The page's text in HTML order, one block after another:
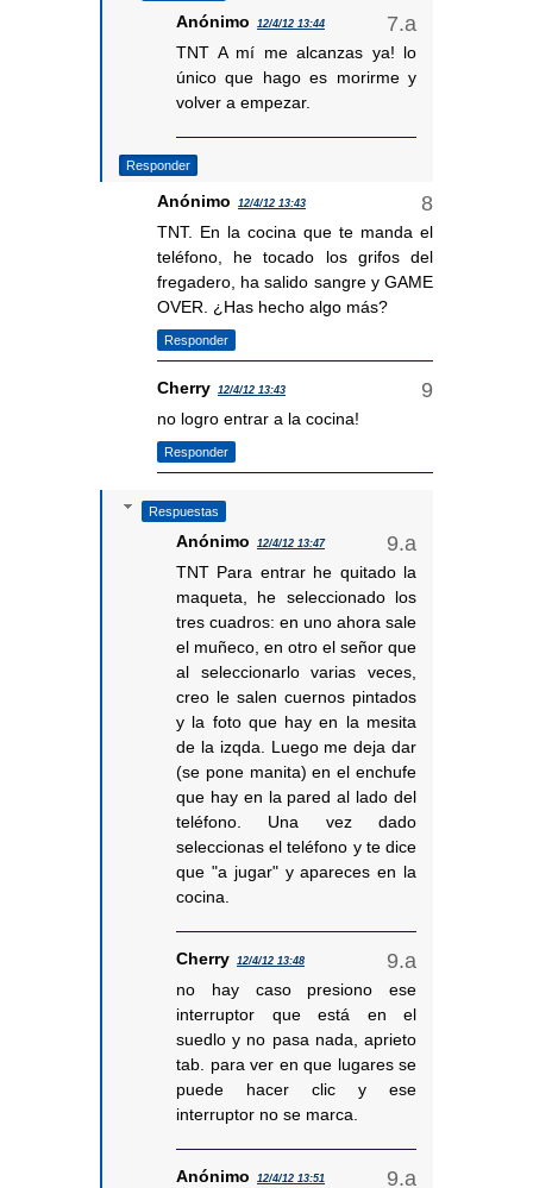
Anónimo 12/4/12 13:44
TNT A mí me alcanzas ya! lo
único que hago es morirme y
volver a empezar.
Responder
Anónimo 12/4/12 13:43
TNT. En la cocina que te manda el
teléfono, he tocado los grifos del
fregadero, ha salido sangre y GAME
OVER. ¿Has hecho algo más?
Responder
Cherry 12/4/12 13:43
no logro entrar a la cocina!
Responder
Respuestas
Anónimo 12/4/12 13:47
TNT Para entrar he quitado la
maqueta, he seleccionado los
tres cuadros: en uno ahora sale
el muñeco, en otro el señor que
al seleccionarlo varias veces,
creo le salen cuernos pintados
y la foto que hay en la mesita
de la izqda. Luego me deja dar
(se pone manita) en el enchufe
que hay en la pared al lado del
teléfono. Una vez dado
seleccionas el teléfono y te dice
que "a jugar" y apareces en la
cocina.
Cherry 12/4/12 13:48
no hay caso presiono ese
interruptor que está en el
suedlo y no pasa nada, aprieto
tab. para ver en que lugares se
puede hacer clic y ese
interruptor no se marca.
Anónimo 12/4/12 13:51